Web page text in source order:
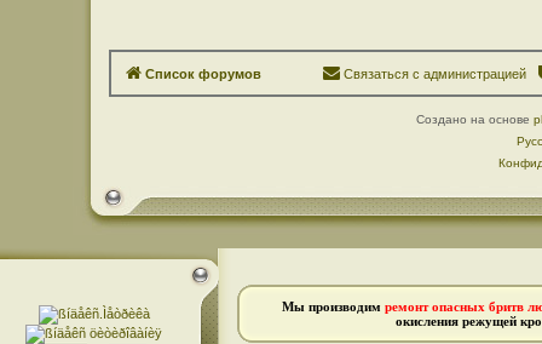
Список форумов Связаться с администрацией
Создано на основе
Мы производим ремонт опасных бритв
окисления режущей